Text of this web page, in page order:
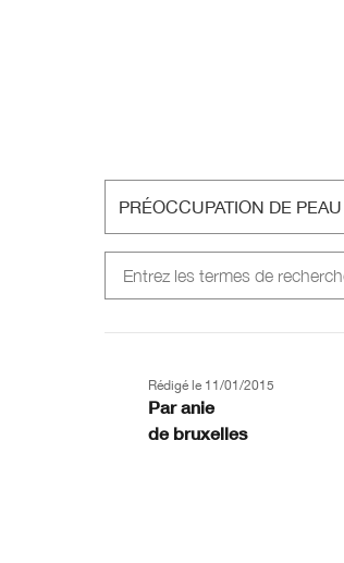
PRÉOCCUPATION DE PEAU
FRANÇAIS
Rédigé le 11/01/2015
Par anie
de bruxelles